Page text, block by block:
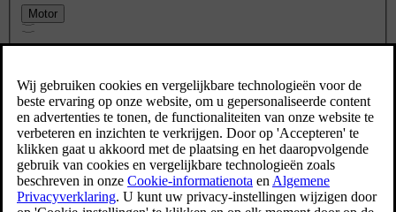
Motor
Model
EX40
Speciale edities